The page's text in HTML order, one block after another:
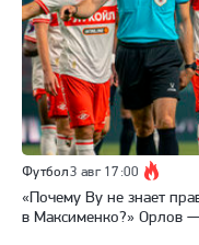
Футбол3 авг 17:00
«Почему Ву не знает
в Максименко?» Орлов